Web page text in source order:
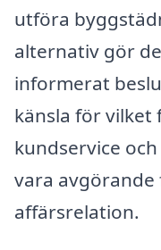
utföra
alternativ gör
informerat
känsla för vilket
kundservice
vara
affärsrelation.